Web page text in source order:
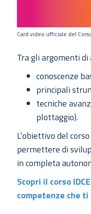
Card video ufficiale del
Tra gli argomenti
conoscenze
principali
tecniche
plottaggio).
L’obiettivo del
permettere di
in completa
Scopri il corso
competenze che